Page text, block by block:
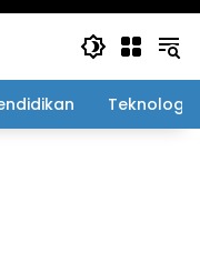
Teknologi